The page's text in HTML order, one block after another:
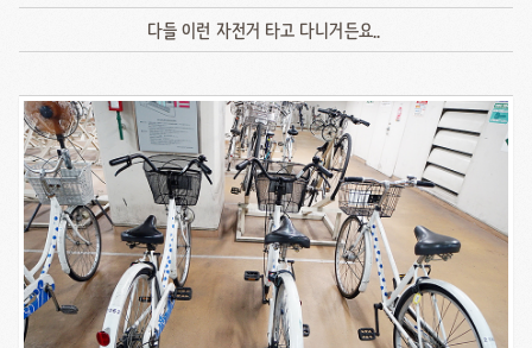
다들 이런 자전거 타고 다니거든요..